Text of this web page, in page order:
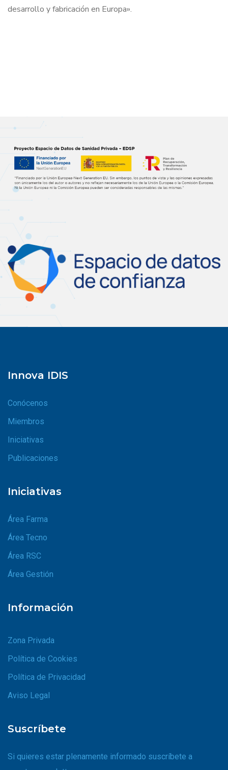
desarrollo y fabricación en Europa».
Innova IDIS
Conócenos
Miembros
Iniciativas
Publicaciones
Iniciativas
Área Farma
Área Tecno
Área RSC
Área Gestión
Información
Zona Privada
Política de Cookies
Política de Privacidad
Aviso Legal
Suscríbete
Si quieres estar plenamente informado suscríbete a